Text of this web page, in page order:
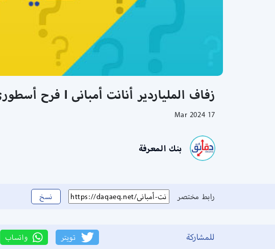
زفاف الملياردير أنانت أمبانى l فرح أسطوري لابن الملياردير الهندي l فرح ستدوم احتفالاته ٥ أشهر
17 Mar 2024
بنك المعرفة
رابط مختصر نسخ
للمشاركة تويتر واتساب